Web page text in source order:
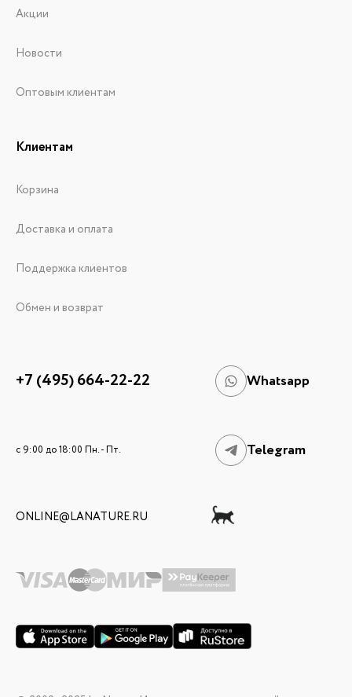
Акции
Новости
Оптовым клиентам
Клиентам
Корзина
Доставка и оплата
Поддержка клиентов
Обмен и возврат
+7 (495) 664-22-22 Whatsapp
c 9:00 до 18:00 Пн. - Пт. Telegram
ONLINE@LANATURE.RU